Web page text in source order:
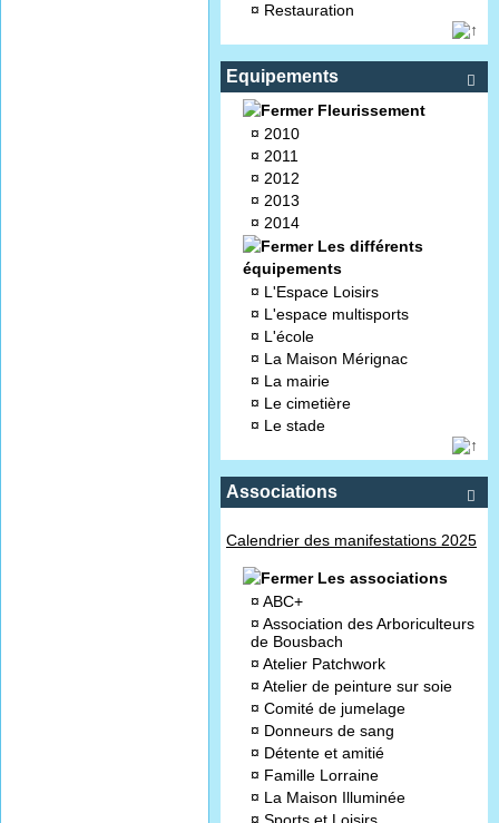
¤ Restauration

Equipements
Fleurissement
¤ 2010
¤ 2011
¤ 2012
¤ 2013
¤ 2014
Les différents
équipements
¤ L'Espace Loisirs
¤ L'espace multisports
¤ L'école
¤ La Maison Mérignac
¤ La mairie
¤ Le cimetière
¤ Le stade

Associations
Calendrier des manifestations 2025
Les associations
¤ ABC+
¤ Association des Arboriculteurs
de Bousbach
¤ Atelier Patchwork
¤ Atelier de peinture sur soie
¤ Comité de jumelage
¤ Donneurs de sang
¤ Détente et amitié
¤ Famille Lorraine
¤ La Maison Illuminée